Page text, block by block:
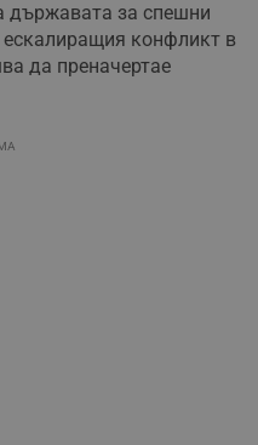
държавата за спешни
конфликт в
да преначертае